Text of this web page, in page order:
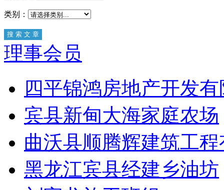
类别：
理事会员
四平锦鸿房地产开发
宾县新甸大海家庭农场
曲沃县顺腾辉建筑工
黑龙江宾县经建乡油坊